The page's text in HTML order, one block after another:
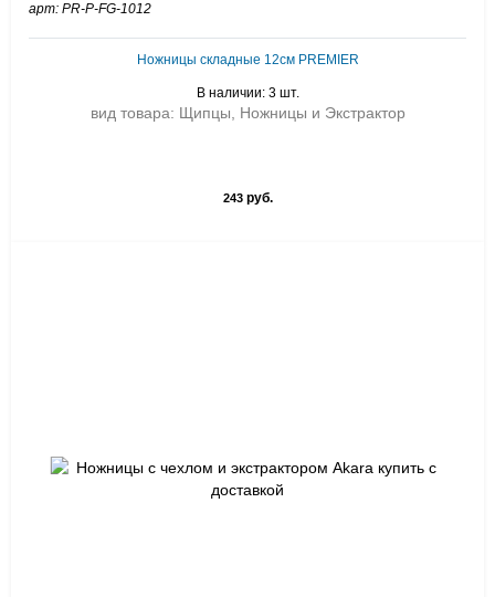
арт: PR-P-FG-1012
Ножницы складные 12см PREMIER
В наличии: 3 шт.
вид товара: Щипцы, Ножницы и Экстрактор
243руб.